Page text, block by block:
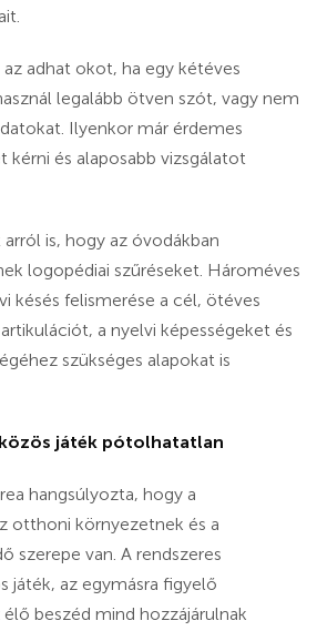
adhat okot, ha egy kétéves
legalább ötven szót, vagy nem
Ilyenkor már érdemes
kérni és alaposabb vizsgálatot
is, hogy az óvodákban
logopédiai szűréseket. Hároméves
késés felismerése a cél, ötéves
a nyelvi képességeket és
szükséges alapokat is
közös játék pótolhatatlan
hangsúlyozta, hogy a
otthoni környezetnek és a
szerepe van. A rendszeres
játék, az egymásra figyelő
beszéd mind hozzájárulnak